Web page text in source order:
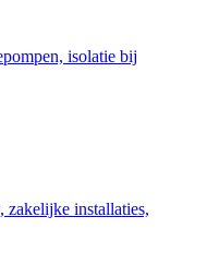
isolatie bij
zakelijke installaties,